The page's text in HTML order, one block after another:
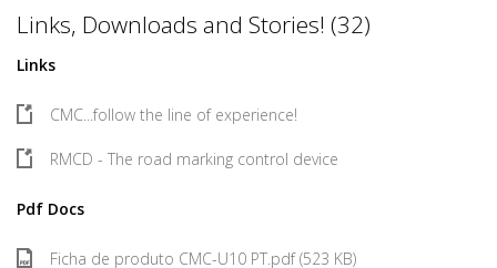
Links, Downloads and Stories! (32)
Links
CMC...follow the line of experience!
RMCD - The road marking control device
Pdf Docs
Ficha de produto CMC-U10 PT.pdf (523 KB)